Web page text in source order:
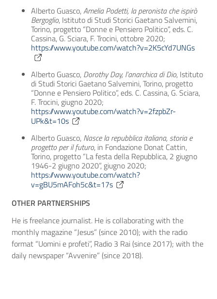
Alberto Guasco,Amelia Podetti, la peronista che ispirò
Bergoglio, Istituto di Studi Storici Gaetano Salvemini,
Torino, progetto “Donne e Pensiero Politico”, eds. C.
Cassina, G. Sciara, F. Trocini, ottobre 2020;
https://www.youtube.com/watch?v=2K5cYd7UNGs
Alberto Guasco, Dorothy Day, l’anarchica di Dio, Istituto
di Studi Storici Gaetano Salvemini, Torino, progetto
“Donne e Pensiero Politico”, eds. C. Cassina, G. Sciara,
F. Trocini, giugno 2020;
https://www.youtube.com/watch?v=2fzpbZr-
UPk&t=10s
Alberto Guasco, Nasce la repubblica italiana, storia e
progetto per il futuro, in Fondazione Donat Cattin,
Torino, progetto “La festa della Repubblica, 2 giugno
1946-2 giugno 2020”, giugno 2020;
https://www.youtube.com/watch?
v=gBU5mAFoh5c&t=17s
OTHER PARTNERSHIPS
He is freelance journalist. He is collaborating with the
monthly magazine “Jesus” (since 2010); with the radio
format “Uomini e profeti”, Radio 3 Rai (since 2017); with the
daily newspaper “Avvenire” (since 2018).